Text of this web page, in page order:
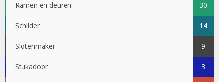
Ramen en deuren 30
Schilder 14
Slotenmaker 9
Stukadoor 3